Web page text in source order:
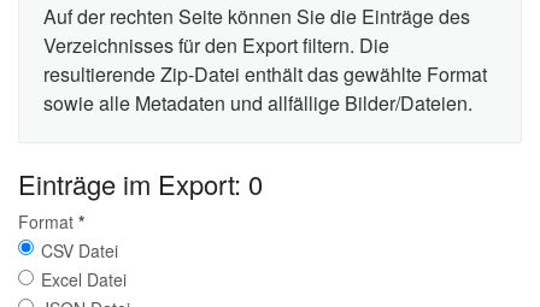
Auf der rechten Seite können Sie die Einträge des
Verzeichnisses für den Export filtern. Die
resultierende Zip-Datei enthält das gewählte Format
sowie alle Metadaten und allfällige Bilder/Dateien.
Einträge im Export: 0
Format *
CSV Datei
Excel Datei